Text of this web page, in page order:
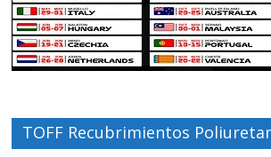
TOFF Recubrimientos